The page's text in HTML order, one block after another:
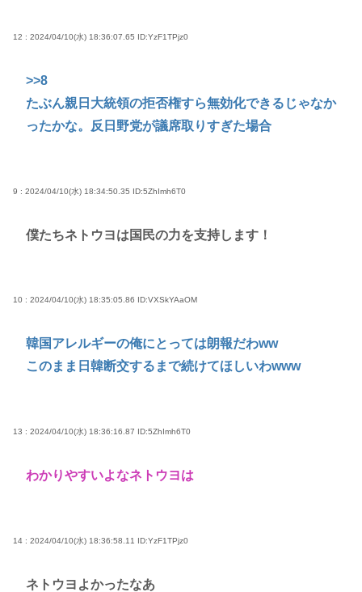
12 : 2024/04/10(水) 18:36:07.65 ID:YzF1TPjz0
>>8
たぶん親日大統領の拒否権すら無効化できるじゃなか
ったかな。反日野党が議席取りすぎた場合
9 : 2024/04/10(水) 18:34:50.35 ID:5ZhImh6T0
僕たちネトウヨは国民の力を支持します！
10 : 2024/04/10(水) 18:35:05.86 ID:VXSkYAaOM
韓国アレルギーの俺にとっては朗報だわww
このまま日韓断交するまで続けてほしいわwww
13 : 2024/04/10(水) 18:36:16.87 ID:5ZhImh6T0
わかりやすいよなネトウヨは
14 : 2024/04/10(水) 18:36:58.11 ID:YzF1TPjz0
ネトウヨよかったなあ